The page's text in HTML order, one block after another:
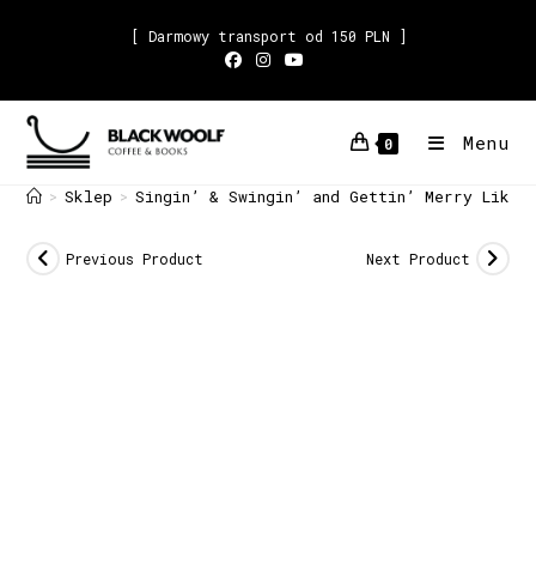
[ Darmowy transport od 150 PLN ]
0 Menu
> Sklep > Singin’ & Swingin’ and Gettin’ Merry Like
Previous Product Next Product